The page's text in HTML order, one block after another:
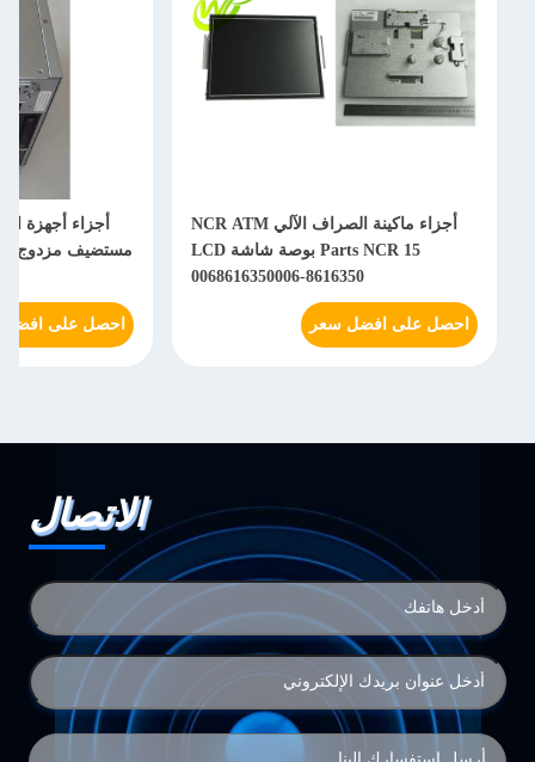
أجزاء ماكينة الصراف الآلي NCR ATM
Parts NCR 15 بوصة شاشة LCD
0068616350006-8616350
احصل على افضل سعر احصل على
الاتصال